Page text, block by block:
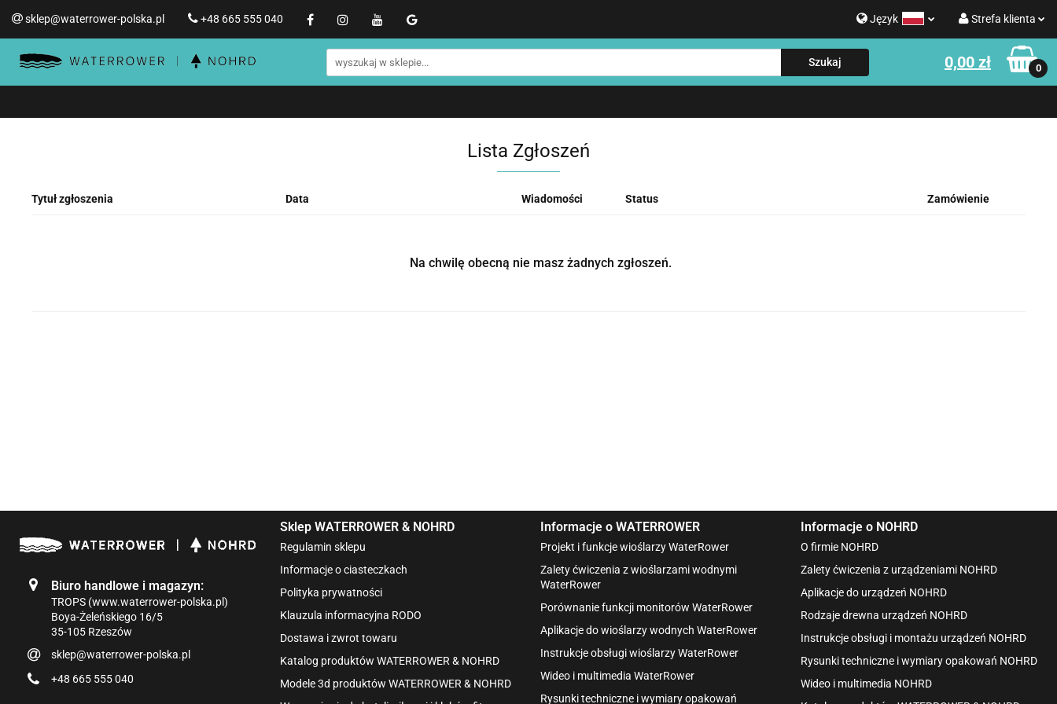
sklep@waterrower-polska.pl +48 665 555 040 Język Strefa klienta
Zaloguj się
0,00 zł 0
Wioślarze wodne WATERROWER Produkty NOHRD
Informacje o WATERROWER Informacje o NOHRD Strefa treningowa NOHRD Strefa klienta
Lista Zgłoszeń
Na chwilę obecną nie masz żadnych zgłoszeń.
Tytuł zgłoszenia Data Wiadomości Status Zamówienie
Biuro handlowe i magazyn:
TROPS (www.waterrower-polska.pl)
Boya-Żeleńskiego 16/5
35-105 Rzeszów
sklep@waterrower-polska.pl
+48 665 555 040
Sklep WATERROWER & NOHRD
Regulamin sklepu
Informacje o ciasteczkach
Polityka prywatności
Klauzula informacyjna RODO
Dostawa i zwrot towaru
Katalog produktów WATERROWER & NOHRD
Modele 3d produktów WATERROWER & NOHRD
Informacje o WATERROWER
Projekt i funkcje wioślarzy WaterRower
Zalety ćwiczenia z wioślarzami wodnymi
WaterRower
Porównanie funkcji monitorów WaterRower
Aplikacje do wioślarzy wodnych WaterRower
Instrukcje obsługi wioślarzy WaterRower
Wideo i multimedia WaterRower
Rysunki techniczne i wymiary opakowań
Informacje o NOHRD
O firmie NOHRD
Zalety ćwiczenia z urządzeniami NOHRD
Aplikacje do urządzeń NOHRD
Rodzaje drewna urządzeń NOHRD
Instrukcje obsługi i montażu urządzeń NOHRD
Rysunki techniczne i wymiary opakowań NOHRD
Wideo i multimedia NOHRD